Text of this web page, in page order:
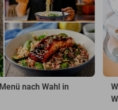
nach Wahl in